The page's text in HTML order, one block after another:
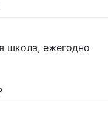
школа, ежегодно